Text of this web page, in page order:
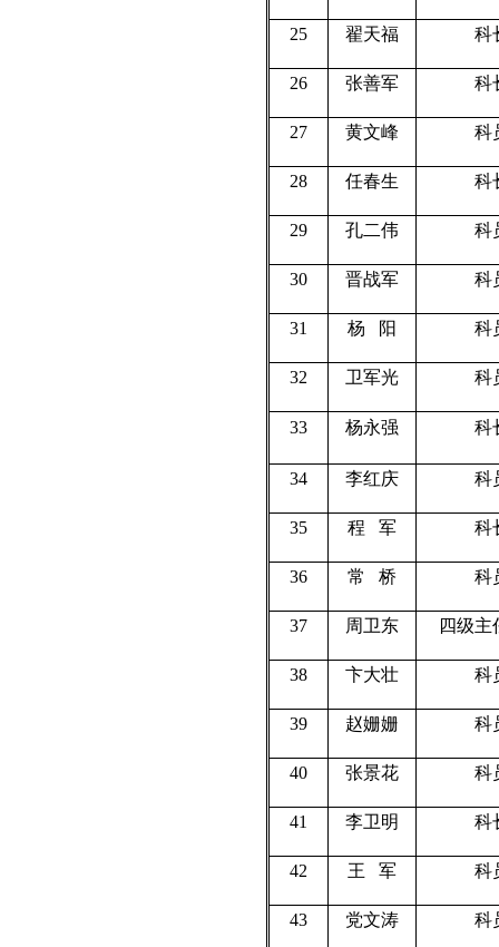
25 翟天福 科
26 张善军 科
27 黄文峰 科
28 任春生 科
29 孔二伟 科
30 晋战军 科
31 杨 阳 科
32 卫军光 科
33 杨永强 科
34 李红庆 科
35 程 军 科
36 常 桥 科
37 周卫东 四级主
38 卞大壮 科
39 赵姗姗 科
40 张景花 科
41 李卫明 科
42 王 军 科
43 党文涛 科